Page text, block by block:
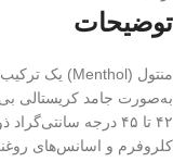
توضیحات
به‌صورت جامد کریستالی
۴۲ تا ۴۵ درجه
کلروفرم و اسانس‌های